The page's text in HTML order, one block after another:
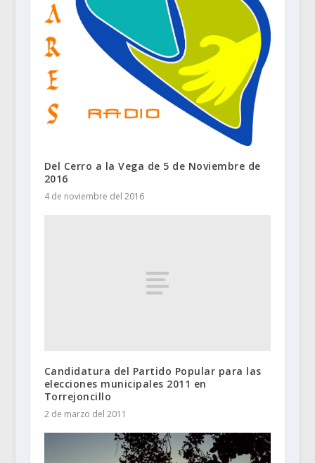
Del Cerro a la Vega de 5 de Noviembre de
2016
4 de noviembre del 2016
Candidatura del Partido Popular para las
elecciones municipales 2011 en
Torrejoncillo
2 de marzo del 2011